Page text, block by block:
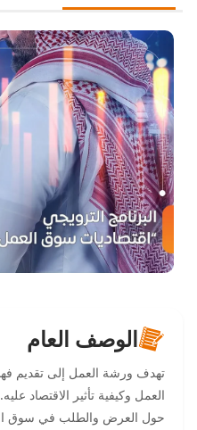
الوصف العام
تهدف ورشة العمل إلى تقديم
العمل وكيفية تأثير الاقتصاد
حول العرض والطلب في سوق